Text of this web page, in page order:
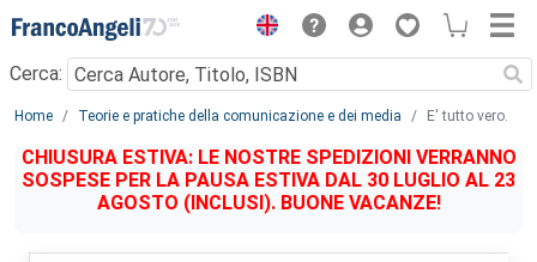
Menu
Cerca:
Main content
Home Teorie e pratiche della comunicazione e dei media E' tutto vero.
CHIUSURA ESTIVA: LE NOSTRE SPEDIZIONI VERRANNO
SOSPESE PER LA PAUSA ESTIVA DAL 30 LUGLIO AL 23
AGOSTO (INCLUSI). BUONE VACANZE!